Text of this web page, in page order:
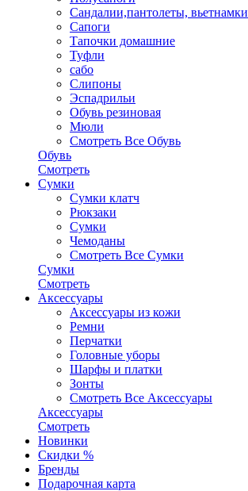
Сандалии,пантолеты, вьетнамки
Сапоги
Тапочки домашние
Туфли
сабо
Слипоны
Эспадрильи
Обувь резиновая
Мюли
Смотреть Все Обувь
Обувь
Смотреть
Сумки
Сумки клатч
Рюкзаки
Сумки
Чемоданы
Смотреть Все Сумки
Сумки
Смотреть
Аксессуары
Аксессуары из кожи
Ремни
Перчатки
Головные уборы
Шарфы и платки
Зонты
Смотреть Все Аксессуары
Аксессуары
Смотреть
Новинки
Скидки %
Бренды
Подарочная карта